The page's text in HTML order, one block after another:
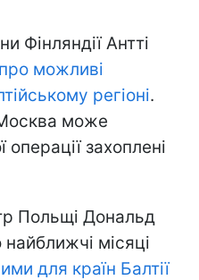
Фінляндії Антті
можливі
регіоні.
може
операції захоплені
Польщі Дональд
місяці
для країн Балтії